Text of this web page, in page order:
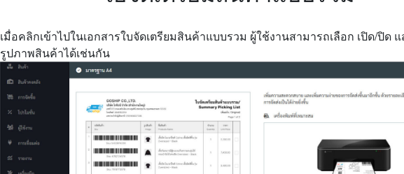
เมื่อคลิกเข้าไปในเอกสารใบจัดเตรียมสินค้าแบบรวม ผู้ใช้งานสามารถเลือก เปิด/ปิด
รูปภาพสินค้าได้เช่นกัน